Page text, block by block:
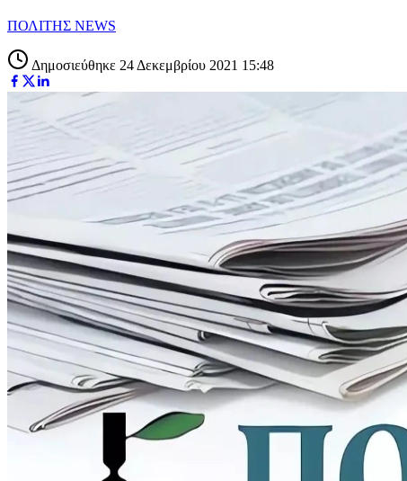
ΠΟΛΙΤΗΣ NEWS
Δημοσιεύθηκε 24 Δεκεμβρίου 2021 15:48